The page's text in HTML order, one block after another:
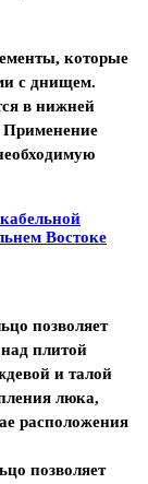
которые
с днищем.
в нижней
Применение
позволяет
плитой
и талой
люка,
расположения
позволяет